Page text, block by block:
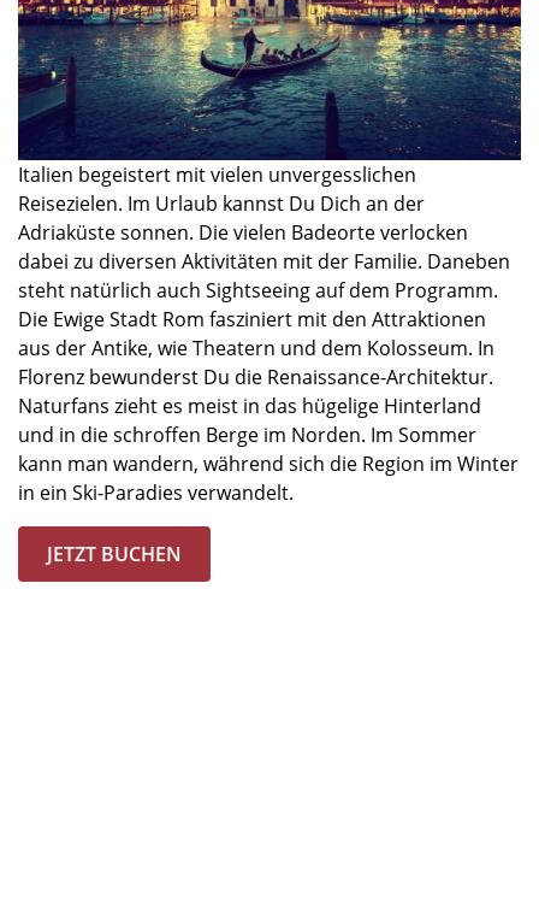
Italien begeistert mit vielen unvergesslichen
Reisezielen. Im Urlaub kannst Du Dich an der
Adriaküste sonnen. Die vielen Badeorte verlocken
dabei zu diversen Aktivitäten mit der Familie. Daneben
steht natürlich auch Sightseeing auf dem Programm.
Die Ewige Stadt Rom fasziniert mit den Attraktionen
aus der Antike, wie Theatern und dem Kolosseum. In
Florenz bewunderst Du die Renaissance-Architektur.
Naturfans zieht es meist in das hügelige Hinterland
und in die schroffen Berge im Norden. Im Sommer
kann man wandern, während sich die Region im Winter
in ein Ski-Paradies verwandelt.
JETZT BUCHEN